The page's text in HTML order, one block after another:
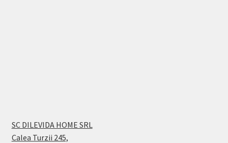
SC DILEVIDA HOME SRL
Calea Turzii 245,